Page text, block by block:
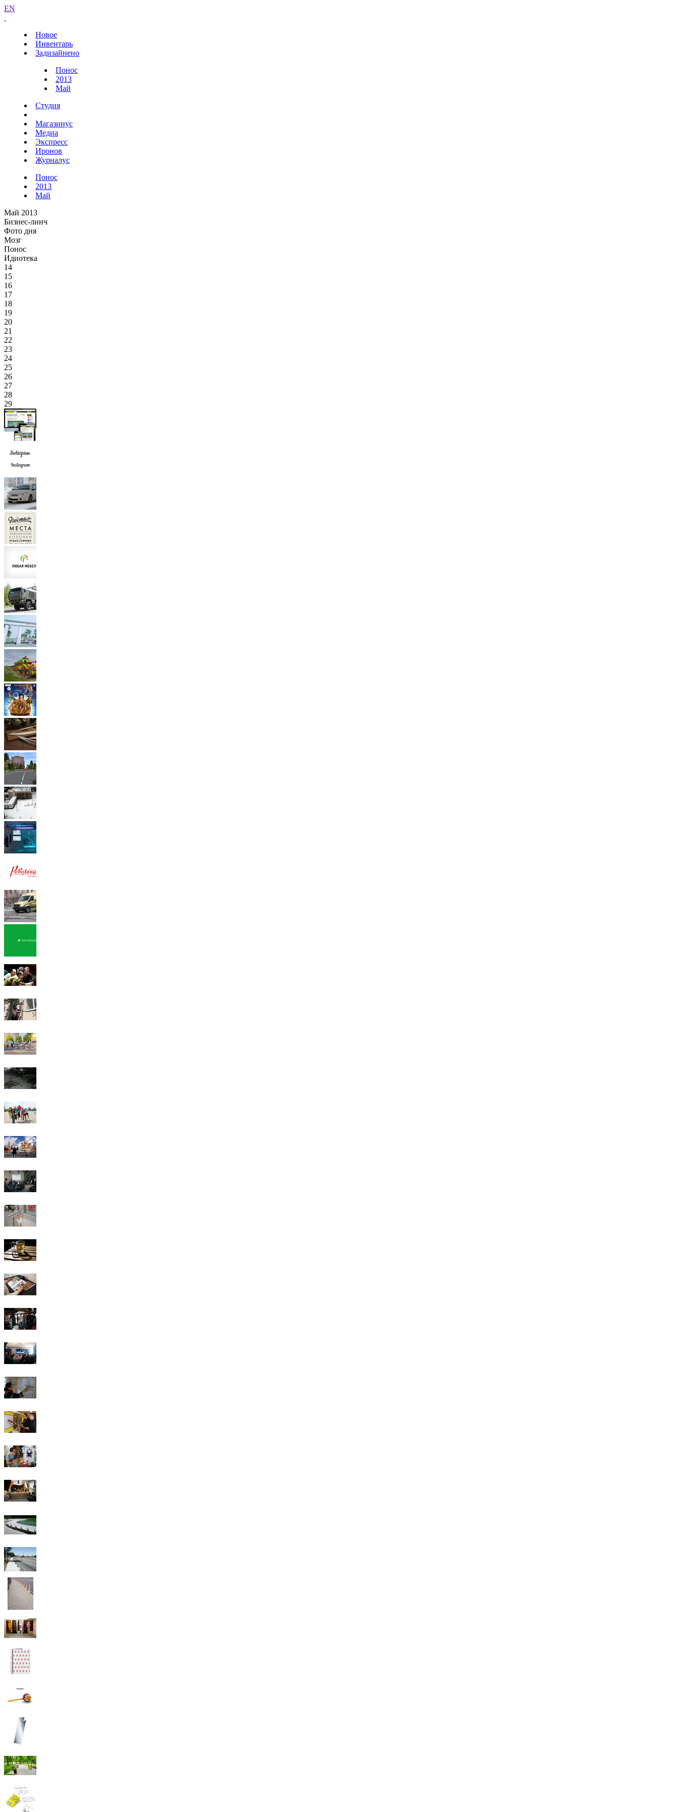
EN
Новое
Инвентарь
Задизайнено
Понос
2013
Май
Студия
Магазинус
Медиа
Экспресс
Иронов
Журналус
Понос
2013
Май
Май 2013
Бизнес-линч
Фото дня
Мозг
Понос
Идиотека
14
15
16
17
18
19
20
21
22
23
24
25
26
27
28
29